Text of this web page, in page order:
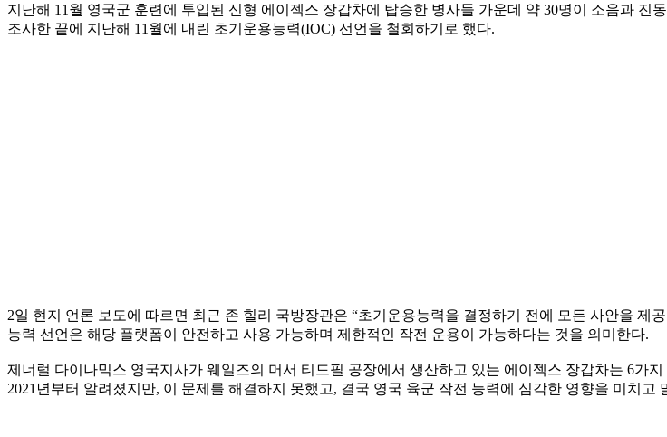
지난해 11월 영국군 훈련에 투입된 신형 에이젝스 장갑차에 탑승한 병사들 가운데 약 30명이 소음과
조사한 끝에 지난해 11월에 내린 초기운용능력(IOC) 선언을 철회하기로 했다.
2일 현지 언론 보도에 따르면 최근 존 힐리 국방장관은 “초기운용능력을 결정하기 전에 모든 사안을
능력 선언은 해당 플랫폼이 안전하고 사용 가능하며 제한적인 작전 운용이 가능하다는 것을 의미한다.
제너럴 다이나믹스 영국지사가 웨일즈의 머서 티드필 공장에서 생산하고 있는 에이젝스 장갑차는 6가
2021년부터 알려졌지만, 이 문제를 해결하지 못했고, 결국 영국 육군 작전 능력에 심각한 영향을 미치고